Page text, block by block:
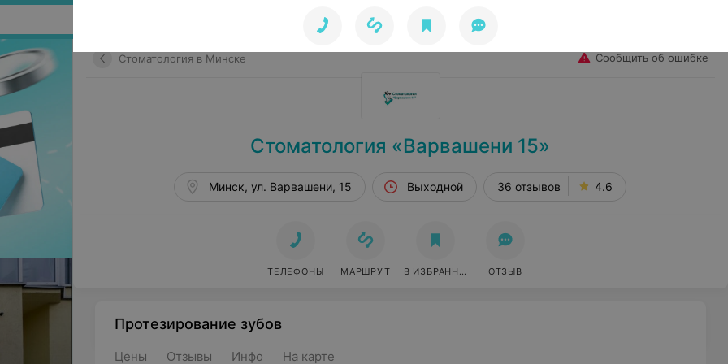
Стоматология в Минске Сообщить об ошибке
Стоматология «Варвашени 15»
Минск, ул. Варвашени, 15 Выходной 36 отзывов 4.6
ТЕЛЕФОНЫ МАРШРУТ В ИЗБРАННОЕ ОТЗЫВ
Протезирование зубов
Цены Отзывы Инфо На карте